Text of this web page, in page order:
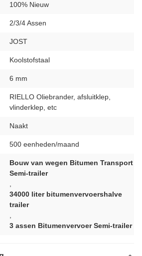
100% Nieuw
2/3/4 Assen
JOST
Koolstofstaal
6 mm
RIELLO Oliebrander, afsluitklep,
vlinderklep, etc
Naakt
500 eenheden/maand
Bouw van wegen Bitumen Transport
Semi-trailer
34000 liter bitumenvervoershalve
trailer
3 assen Bitumenvervoer Semi-trailer